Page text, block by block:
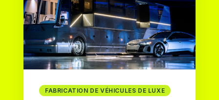
FABRICATION DE VÉHICULES DE LUXE